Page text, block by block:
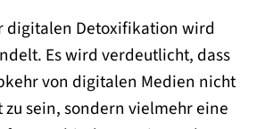
digitalen Detoxifikation wird
Es wird verdeutlicht, dass
von digitalen Medien nicht
sein, sondern vielmehr eine